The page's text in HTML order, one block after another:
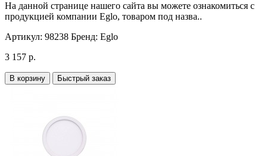
На данной странице нашего сайта вы можете ознакомиться с
продукцией компании Eglo, товаром под назва..
Артикул: 98238 Бренд: Eglo
3 157 р.
В корзину Быстрый заказ